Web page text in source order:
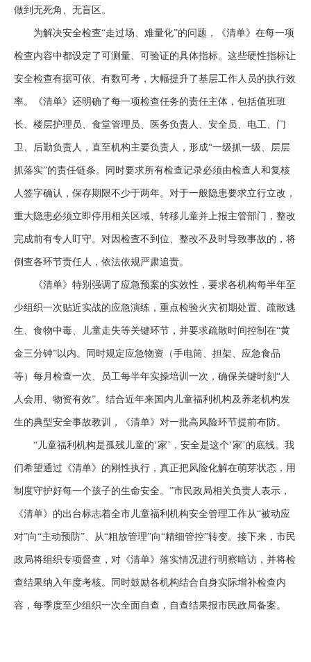
做到无死角、无盲区。
为解决安全检查“走过场、难量化”的问题，《清单》在每一项
检查内容中都设定了可测量、可验证的具体指标。这些硬性指标让
安全检查有据可依、有数可考，大幅提升了基层工作人员的执行效
率。《清单》还明确了每一项检查任务的责任主体，包括值班班
长、楼层护理员、食堂管理员、医务负责人、安全员、电工、门
卫、后勤负责人，直至机构主要负责人，形成“一级抓一级、层层
抓落实”的责任链条。同时要求所有检查记录必须由检查人和复核
人签字确认，保存期限不少于两年。对于一般隐患要求立行立改，
重大隐患必须立即停用相关区域、转移儿童并上报主管部门，整改
完成前有专人盯守。对因检查不到位、整改不及时导致事故的，将
倒查各环节责任人，依法依规严肃追责。
《清单》特别强调了应急预案的实效性，要求各机构每半年至
少组织一次贴近实战的应急演练，重点检验火灾初期处置、疏散逃
生、食物中毒、儿童走失等关键环节，并要求疏散时间控制在“黄
金三分钟”以内。同时规定应急物资（手电筒、担架、应急食品
等）每月检查一次、员工每半年实操培训一次，确保关键时刻“人
人会用、物资有效”。结合近年来国内儿童福利机构及养老机构发
生的典型安全事故教训，《清单》对一批高风险环节提前布防。
“儿童福利机构是孤残儿童的‘家’，安全是这个‘家’的底线。我
们希望通过《清单》的刚性执行，真正把风险化解在萌芽状态，用
制度守护好每一个孩子的生命安全。”市民政局相关负责人表示，
《清单》的出台标志着全市儿童福利机构安全管理工作从“被动应
对”向“主动预防”、从“粗放管理”向“精细管控”转变。接下来，市民
政局将组织专项督查，对《清单》落实情况进行明察暗访，并将检
查结果纳入年度考核。同时鼓励各机构结合自身实际增补检查内
容，每季度至少组织一次全面自查，自查结果报市民政局备案。